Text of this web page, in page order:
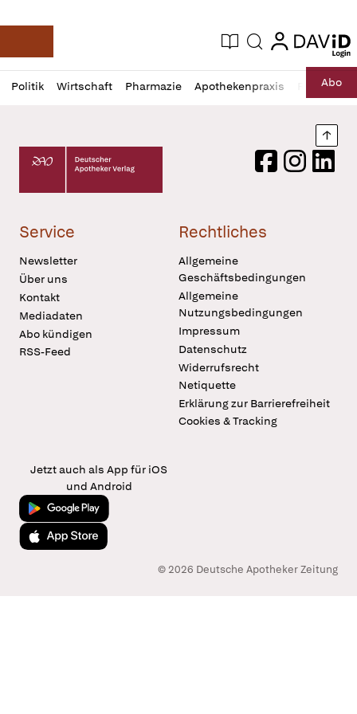
Deutsche Apotheker Zeitung
Aktuelle Ausgabe
Suche login
login
Politik Wirtschaft Pharmazie Apothekenpraxis RechtAbo
Profil
öffnen
Daz
Pur
Deutscher Apotheker Verlag Logo
FacebookInstagram
Service
Newsletter
Über uns
Kontakt
Mediadaten
Abo kündigen
RSS-Feed
Rechtliches
Allgemeine
Geschäftsbedingungen
Allgemeine
Nutzungsbedingungen
Impressum
Datenschutz
Widerrufsrecht
Netiquette
Erklärung zur Barrierefreiheit
Cookies & Tracking
Jetzt auch als App für iOS
und Android
Jetzt bei Google Play
Laden im App Store
© 2026 Deutsche Apotheker Zeitung